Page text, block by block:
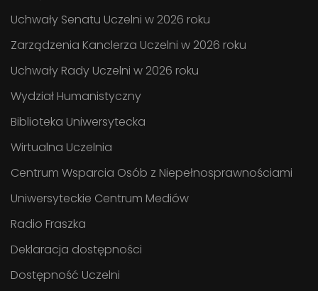
Uchwały Senatu Uczelni w 2026 roku
Zarządzenia Kanclerza Uczelni w 2026 roku
Uchwały Rady Uczelni w 2026 roku
Wydział Humanistyczny
Biblioteka Uniwersytecka
Wirtualna Uczelnia
Centrum Wsparcia Osób z Niepełnosprawnościami
Uniwersyteckie Centrum Mediów
Radio Fraszka
Deklaracja dostępności
Dostępność Uczelni